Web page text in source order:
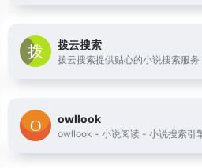
拨云搜索
owllook